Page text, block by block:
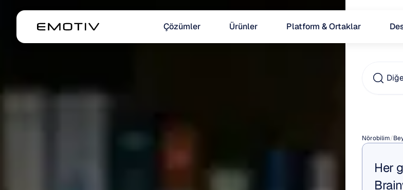
Çözümler Ürünler Platform & Ortaklar
Nörobilim/
Her